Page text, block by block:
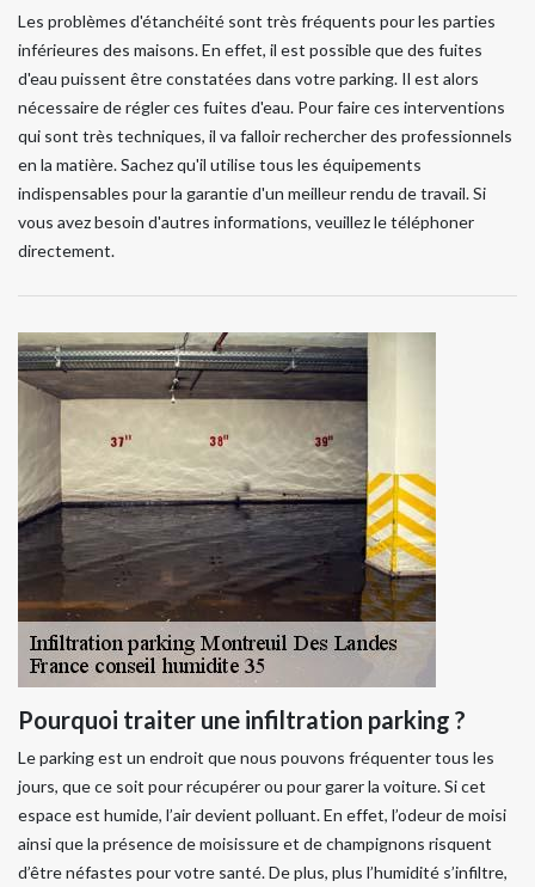
Les problèmes d'étanchéité sont très fréquents pour les parties
inférieures des maisons. En effet, il est possible que des fuites
d'eau puissent être constatées dans votre parking. Il est alors
nécessaire de régler ces fuites d'eau. Pour faire ces interventions
qui sont très techniques, il va falloir rechercher des professionnels
en la matière. Sachez qu'il utilise tous les équipements
indispensables pour la garantie d'un meilleur rendu de travail. Si
vous avez besoin d'autres informations, veuillez le téléphoner
directement.
Pourquoi traiter une infiltration parking ?
Le parking est un endroit que nous pouvons fréquenter tous les
jours, que ce soit pour récupérer ou pour garer la voiture. Si cet
espace est humide, l’air devient polluant. En effet, l’odeur de moisi
ainsi que la présence de moisissure et de champignons risquent
d’être néfastes pour votre santé. De plus, plus l’humidité s’infiltre,